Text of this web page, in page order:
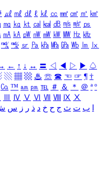
㎕ ㎖ ㎗ ℓ ㎘ ㏄ ㎣ ㎤ ㎥ ㎦
㎎ ㎏ ㏏ ㎈ ㎉ ㏈ ㎧ ㎨ ㎰
㎃ ㎄ ㎺ ㎻ ㎽ ㎾ ㎿ ㎐ ㎑
㎮ ㎯ ㏛ ㎩ ㎪ ㎫ ㎬ ㏝ ㏐
㏓
← ↑ ↓ ↔ 〓 ◁ ◀ ▷ ▶ ♤
▧ ▦ ▩ ♨ ☏ ☎ ☜ ☞ ¶ †
㏇ ™ ㏂ ㏘ ℡ ＃ ＆ ＊ ＠ ª º
Ⅳ Ⅴ Ⅵ Ⅶ Ⅷ Ⅸ Ⅹ
ب ت ث ج ح خ د ذ ر ز س